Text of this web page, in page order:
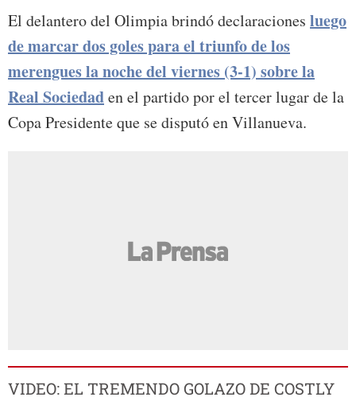
El delantero del Olimpia brindó declaraciones luego
de marcar dos goles para el triunfo de los
merengues la noche del viernes (3-1) sobre la
Real Sociedaden el partido por el tercer lugar de la
Copa Presidente que se disputó en Villanueva.
VIDEO: EL TREMENDO GOLAZO DE COSTLY